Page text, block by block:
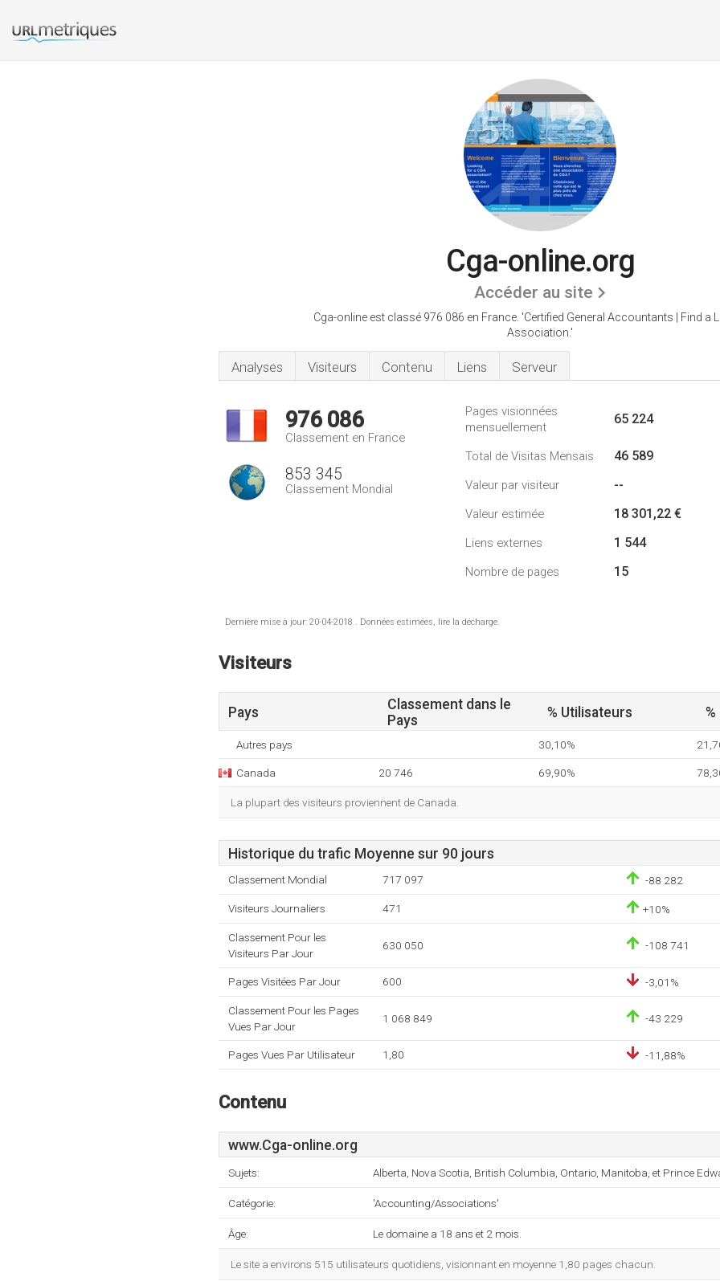
Cga-online.org
Accéder au site
Cga-online est classé 976 086 en France. 'Certified General Accountants | Find a
Association.'
Analyses Visiteurs Contenu Liens Serveur
976 086
Classement en France
853 345
Classement Mondial
Pages visionnées
mensuellement
65 224
Total de Visitas Mensais 46 589
Valeur par visiteur --
Valeur estimée 18 301,22 €
Liens externes 1 544
Nombre de pages 15
Dernière mise à jour: 20-04-2018 . Données estimées, lire la décharge.
Visiteurs
Pays
Classement dans le
Pays
% Utilisateurs
Autres pays 30,10%
Canada 20 746 69,90%
La plupart des visiteurs proviennent de Canada.
Historique du trafic Moyenne sur 90 jours
Classement Mondial 717 097 -88 282
Visiteurs Journaliers 471 +10%
Classement Pour les
Visiteurs Par Jour
630 050 -108 741
Pages Visitées Par Jour 600 -3,01%
Classement Pour les Pages
Vues Par Jour
1 068 849 -43 229
Pages Vues Par Utilisateur 1,80 -11,88%
Contenu
www.Cga-online.org
Sujets: Alberta, Nova Scotia, British Columbia, Ontario, Manitoba, et Prince
Catégorie: 'Accounting/Associations'
Âge: Le domaine a 18 ans et 2 mois.
Le site a environs 515 utilisateurs quotidiens, visionnant en moyenne 1,80 pages chacun.